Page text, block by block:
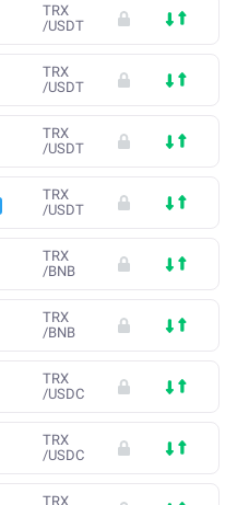
TRX
/USDT
TRX
/USDT
TRX
/USDT
TRX
/USDT
TRX
/BNB
TRX
/BNB
TRX
/USDC
TRX
/USDC
TRX